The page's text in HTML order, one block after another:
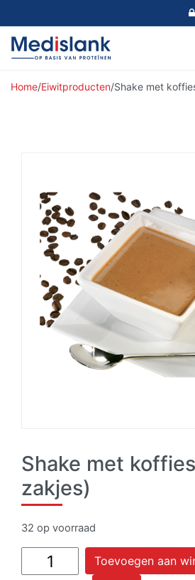
Home/Eiwitproducten/Shake met
Shake met
zakjes)
32 op voorraad
Shake
met
Toevoegen aan